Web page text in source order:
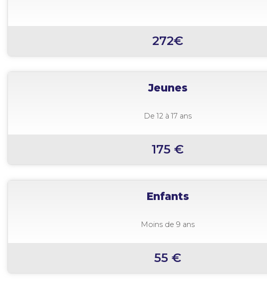
272€
Jeunes
De 12 à 17 ans
175 €
Enfants
Moins de 9 ans
55 €